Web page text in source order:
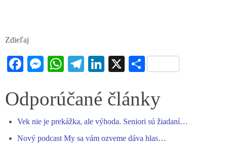
Zdieľaj
Fa
bo
ok
M
se
er
W
ts
pp
Te
gr
m
Li
ed
X S
re
Odporúčané články
Vek nie je prekážka, ale výhoda. Seniori sú žiadaní…
Nový podcast My sa vám ozveme dáva hlas…